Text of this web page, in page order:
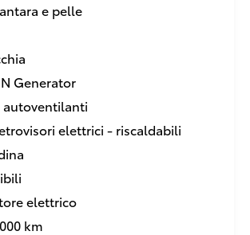
e pelle
Generator
autoventilanti
elettrici - riscaldabili
elettrico
km